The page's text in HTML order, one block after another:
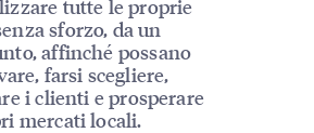
tutte le proprie
sforzo, da un
affinché possano
farsi scegliere,
i clienti e prosperare
mercati locali.